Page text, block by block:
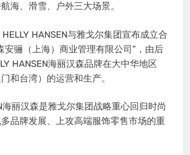
海、滑雪、户外三大场景。
HANSEN与雅戈尔集团宣布成立合
安骊（上海）商业管理有限公司”，由后
HANSEN海丽汉森品牌在大中华地区
和台湾）的运营和生产。
海丽汉森是雅戈尔集团战略重心回归时尚
品牌发展、上攻高端服饰零售市场的重